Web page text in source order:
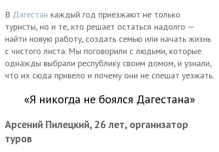
В Дагестан каждый год приезжают не только
туристы, но и те, кто решает остаться надолго —
найти новую работу, создать семью или начать жизнь
с чистого листа. Мы поговорили с людьми, которые
однажды выбрали республику своим домом, и узнали,
что их сюда привело и почему они не спешат уезжать.
«Я никогда не боялся Дагестана»
Арсений Пилецкий, 26 лет, организатор
туров